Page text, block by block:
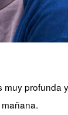
muy profunda